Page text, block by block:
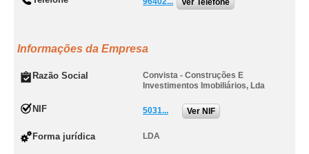
Ver Telefone
Informações da Empresa
Razão Social
Convista - Construções E
Investimentos Imobiliários, Lda
NIF 5031... Ver NIF
Forma jurídica LDA